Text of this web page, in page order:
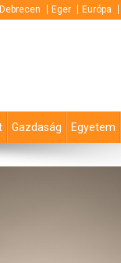
Debrecen Eger Európa
Gazdaság Egyetem